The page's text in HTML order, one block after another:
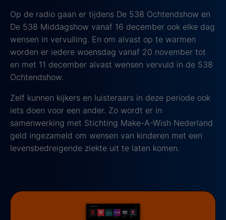
Op de radio gaan er tijdens De 538 Ochtendshow en
De 538 Middagshow vanaf 16 december ook elke dag
wensen in vervulling. En om alvast op te warmen
worden er iedere woensdag vanaf 20 november tot
en met 11 december alvast wensen vervuld in de 538
Ochtendshow.
Zelf kunnen kijkers en luisteraars in deze periode ook
iets doen voor een ander. Zo wordt er in
samenwerking met Stichting Make-A-Wish Nederland
geld ingezameld om wensen van kinderen met een
levensbedreigende ziekte uit te laten komen.